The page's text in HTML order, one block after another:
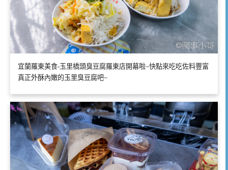
宜蘭羅東美食-玉里橋頭臭豆腐羅東店開幕啦~快點來吃吃佐料豐富
真正外酥內嫩的玉里臭豆腐吧~